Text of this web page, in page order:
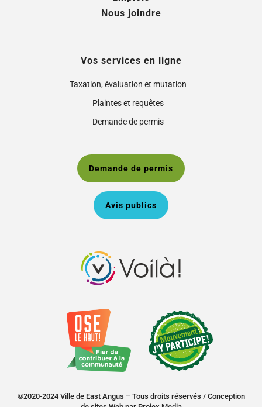
Nous joindre
Vos services en ligne
Taxation, évaluation et mutation
Plaintes et requêtes
Demande de permis
Demande de permis
Avis publics
©2020-2024 Ville de East Angus – Tous droits réservés / Conception